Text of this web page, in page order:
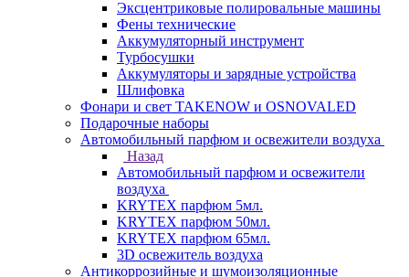
Эксцентриковые полировальные машины
Фены технические
Аккумуляторный инструмент
Турбосушки
Аккумуляторы и зарядные устройства
Шлифовка
Фонари и свет TAKENOW и OSNOVALED
Подарочные наборы
Автомобильный парфюм и освежители воздуха
Назад
Автомобильный парфюм и освежители
воздуха
KRYTEX парфюм 5мл.
KRYTEX парфюм 50мл.
KRYTEX парфюм 65мл.
3D освежитель воздуха
Антикоррозийные и шумоизоляционные